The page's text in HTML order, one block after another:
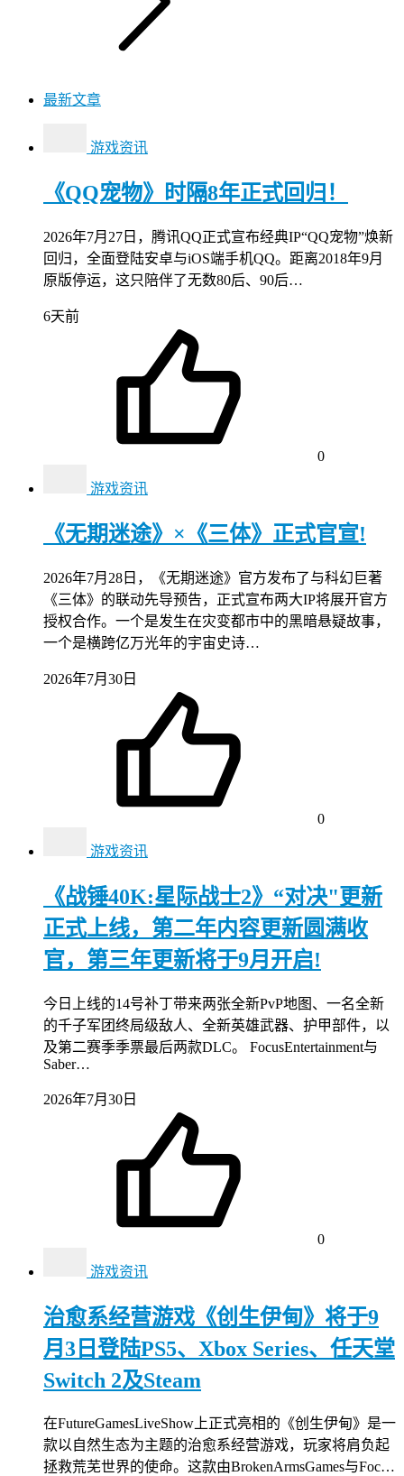
最新文章
游戏资讯
《QQ宠物》时隔8年正式回归！
2026年7月27日，腾讯QQ正式宣布经典IP“QQ宠物”焕新
回归，全面登陆安卓与iOS端手机QQ。距离2018年9月
原版停运，这只陪伴了无数80后、90后…
6天前
0
游戏资讯
《无期迷途》×《三体》正式官宣!
2026年7月28日，《无期迷途》官方发布了与科幻巨著
《三体》的联动先导预告，正式宣布两大IP将展开官方
授权合作。一个是发生在灾变都市中的黑暗悬疑故事，
一个是横跨亿万光年的宇宙史诗…
2026年7月30日
0
游戏资讯
《战锤40K:星际战士2》“对决"更新
正式上线，第二年内容更新圆满收
官，第三年更新将于9月开启!
今日上线的14号补丁带来两张全新PvP地图、一名全新
的千子军团终局级敌人、全新英雄武器、护甲部件，以
及第二赛季季票最后两款DLC。 FocusEntertainment与
Saber…
2026年7月30日
0
游戏资讯
治愈系经营游戏《创生伊甸》将于9
月3日登陆PS5、Xbox Series、任天堂
Switch 2及Steam
在FutureGamesLiveShow上正式亮相的《创生伊甸》是一
款以自然生态为主题的治愈系经营游戏，玩家将肩负起
拯救荒芜世界的使命。这款由BrokenArmsGames与Foc…